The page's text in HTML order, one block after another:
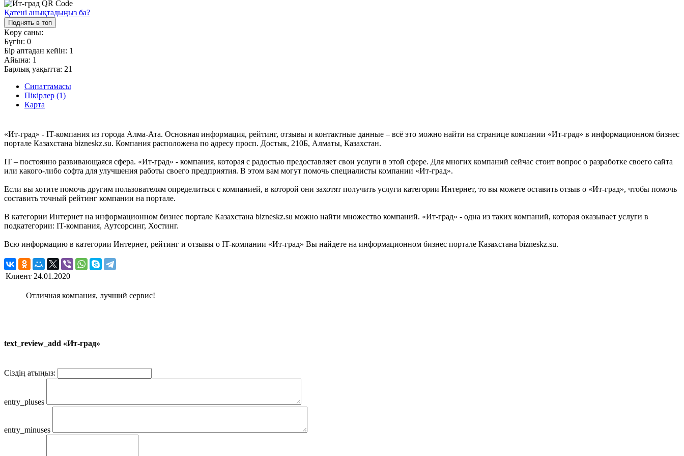
Қатені анықтадыңыз ба?
Поднять в топ
Көру саны:
Бүгін: 0
Бір аптадан кейін: 1
Айына: 1
Барлық уақытта: 21
Сипаттамасы
Пікірлер (1)
Карта
«Ит-град» - IT-компания из города Алма-Ата. Основная информация, рейтинг, отзывы и контактные данные – всё это можно найти на странице компании «Ит-град» в информационном бизнес
портале Казахстана bizneskz.su. Компания расположена по адресу просп. Достык, 210Б, Алматы, Казахстан.
IT – постоянно развивающаяся сфера. «Ит-град» - компания, которая с радостью предоставляет свои услуги в этой сфере. Для многих компаний сейчас стоит вопрос о разработке своего сайта
или какого-либо софта для улучшения работы своего предприятия. В этом вам могут помочь специалисты компании «Ит-град».
Если вы хотите помочь другим пользователям определиться с компанией, в которой они захотят получить услуги категории Интернет, то вы можете оставить отзыв о «Ит-град», чтобы помочь
составить точный рейтинг компании на портале.
В категории Интернет на информационном бизнес портале Казахстана bizneskz.su можно найти множество компаний. «Ит-град» - одна из таких компаний, которая оказывает услуги в
подкатегории: IT-компания, Аутсорсинг, Хостинг.
Всю информацию в категории Интернет, рейтинг и отзывы о IT-компании «Ит-град» Вы найдете на информационном бизнес портале Казахстана bizneskz.su.
Клиент 24.01.2020
Отличная компания, лучший сервис!
text_review_add «Ит-град»
Сіздің атыңыз:
entry_pluses
entry_minuses